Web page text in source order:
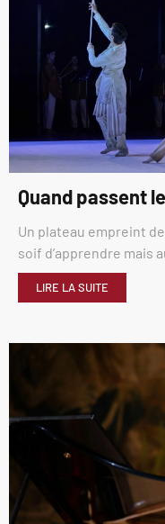
Quand passent
Un plateau empreint
soif d’apprendre mais
LIRE LA SUITE